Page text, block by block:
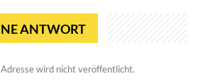
ANTWORT
wird nicht veröffentlicht.